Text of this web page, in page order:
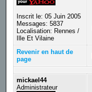
Inscrit le: 05 Juin 2005
Messages: 5837
Localisation: Rennes /
Ille Et Vilaine
Revenir en haut de
page
mickael44
Administrateur